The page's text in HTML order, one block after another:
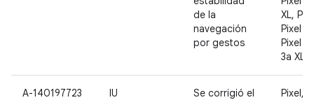
de la
navegación
por gestos
XL,
Pixel 3
Pixel
3a XL
A-140197723 IU
Se corrigió el
Pixel,